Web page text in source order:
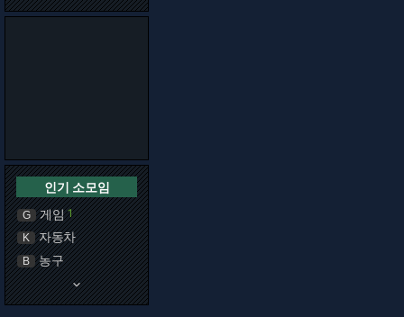
인기 소모임
G 게임 1
K 자동차
B 농구
keyboard_arrow_down